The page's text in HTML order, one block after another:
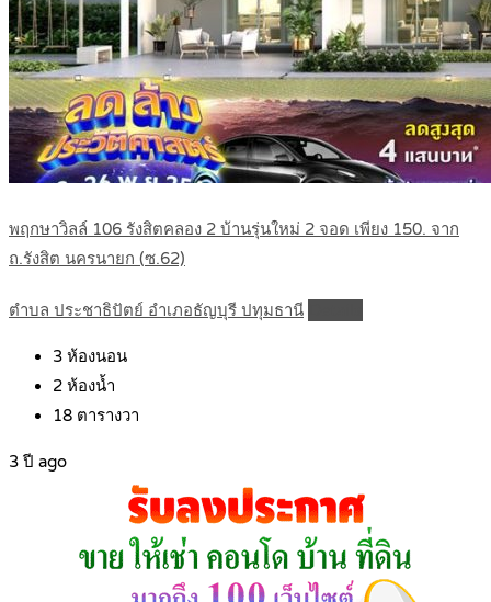
พฤกษาวิลล์ 106 รังสิตคลอง 2 บ้านรุ่นใหม่ 2 จอด เพียง 150. จาก
ถ.รังสิต นครนายก (ซ.62)
ตำบล ประชาธิปัตย์ อำเภอธัญบุรี ปทุมธานี
3 ห้องนอน
2 ห้องน้ำ
18 ตารางวา
3 ปี ago